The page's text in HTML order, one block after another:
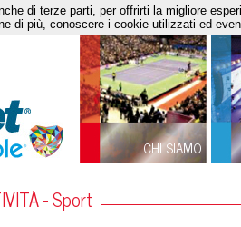
CHI SIAMO
- Sport
di terze parti, per offrirti la migliore
di più, conoscere i cookie utilizzati ed